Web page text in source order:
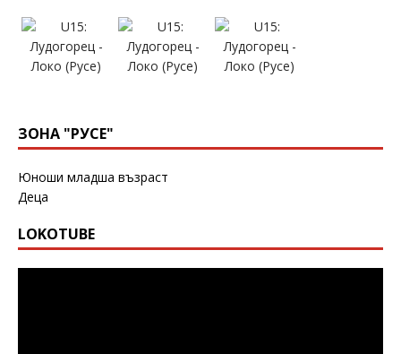
ЗОНА "РУСЕ"
Юноши младша възраст
Деца
LOKOTUBE